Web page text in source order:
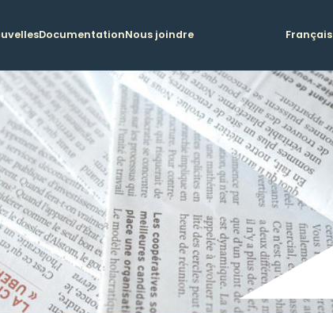
DocumentationNous joindre Français